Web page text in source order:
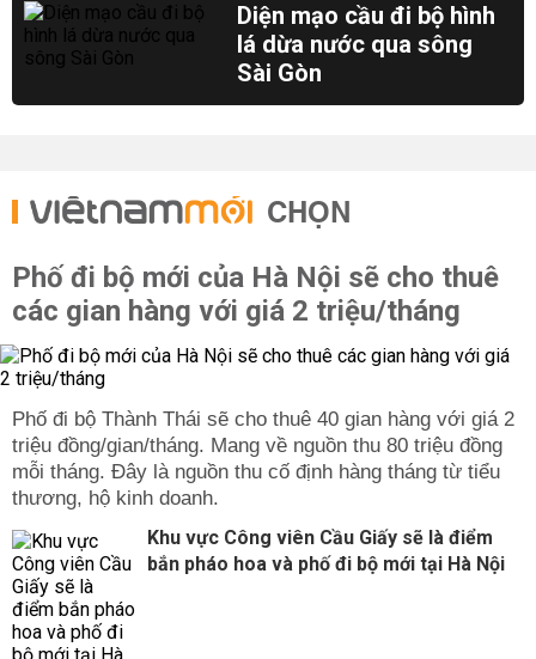
Diện mạo cầu đi bộ hình
lá dừa nước qua sông
Sài Gòn
CHỌN
Phố đi bộ mới của Hà Nội sẽ cho thuê
các gian hàng với giá 2 triệu/tháng
Phố đi bộ Thành Thái sẽ cho thuê 40 gian hàng với giá 2
triệu đồng/gian/tháng. Mang về nguồn thu 80 triệu đồng
mỗi tháng. Đây là nguồn thu cố định hàng tháng từ tiểu
thương, hộ kinh doanh.
Khu vực Công viên Cầu Giấy sẽ là điểm
bắn pháo hoa và phố đi bộ mới tại Hà Nội